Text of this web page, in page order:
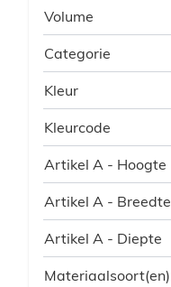
Volume
Categorie
Kleur
Kleurcode
Artikel A - Hoogte
Artikel A - Breedte
Artikel A - Diepte
Materiaalsoort(en)